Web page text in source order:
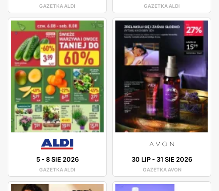
GAZETKA ALDI GAZETKA ALDI
5-8 SIE 2026
GAZETKA ALDI
30 LIP- 31 SIE 2026
GAZETKA AVON